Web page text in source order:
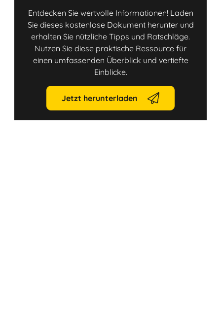
Entdecken Sie wertvolle Informationen! Laden
Sie dieses kostenlose Dokument herunter und
erhalten Sie nützliche Tipps und Ratschläge.
Nutzen Sie diese praktische Ressource für
einen umfassenden Überblick und vertiefte
Einblicke.
Jetzt herunterladen